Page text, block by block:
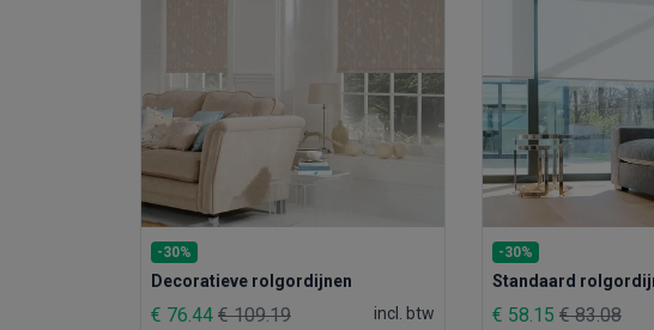
-30%
Decoratieve rolgordijnen
€ 76.44 € 109.19 incl. btw
-30%
Standaard
€ 58.15 € 83.08